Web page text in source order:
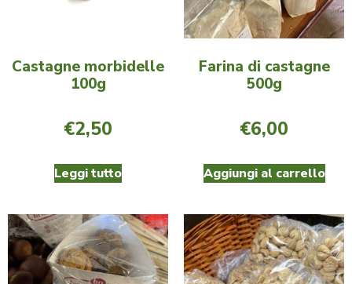
Castagne morbidelle
100g
€2,50
Leggi tutto
Farina di castagne
500g
€6,00
Aggiungi al carrello